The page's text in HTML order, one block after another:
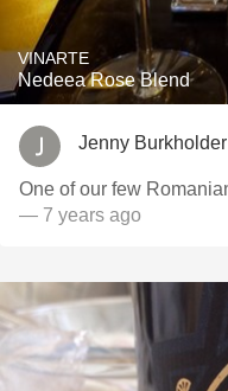
VINARTE
Nedeea Rose Blend
Jenny Burkholder
— 7 years ago